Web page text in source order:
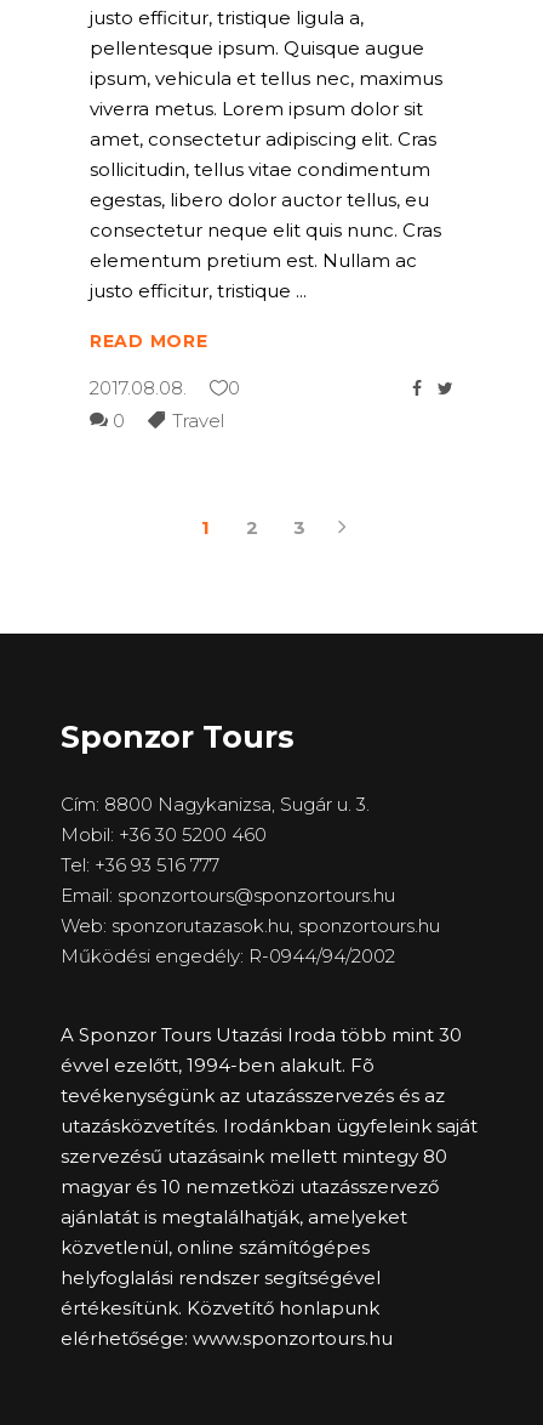
justo efficitur, tristique ligula a,
pellentesque ipsum. Quisque augue
ipsum, vehicula et tellus nec, maximus
viverra metus. Lorem ipsum dolor sit
amet, consectetur adipiscing elit. Cras
sollicitudin, tellus vitae condimentum
egestas, libero dolor auctor tellus, eu
consectetur neque elit quis nunc. Cras
elementum pretium est. Nullam ac
justo efficitur, tristique
READ MORE
2017.08.08.
0
0
Travel
1 2 3
Sponzor Tours
Cím: 8800 Nagykanizsa, Sugár u. 3.
Mobil: +36 30 5200 460
Tel: +36 93 516 777
Email: sponzortours@sponzortours.hu
Web: sponzorutazasok.hu, sponzortours.hu
Működési engedély: R-0944/94/2002
A Sponzor Tours Utazási Iroda több mint 30
évvel ezelőtt, 1994-ben alakult. Fõ
tevékenységünk az utazásszervezés és az
utazásközvetítés. Irodánkban ügyfeleink saját
szervezésű utazásaink mellett mintegy 80
magyar és 10 nemzetközi utazásszervező
ajánlatát is megtalálhatják, amelyeket
közvetlenül, online számítógépes
helyfoglalási rendszer segítségével
értékesítünk. Közvetítő honlapunk
elérhetősége: www.sponzortours.hu